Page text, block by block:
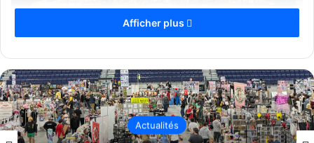
Imaginé dans les années 1970 par l’ancien maire de Laval,
le Dr Lucien Paiement, le projet d’aménager le Carré Laval
autour de l’ancienne carrière Lagacé semble finalement
lancé.
Afficher plus
Chronique